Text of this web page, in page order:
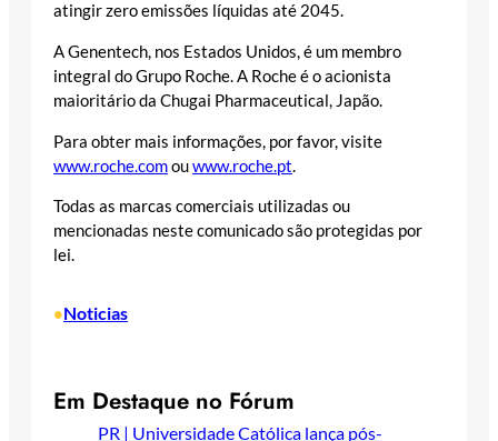
atingir zero emissões líquidas até 2045.
A Genentech, nos Estados Unidos, é um membro
integral do Grupo Roche. A Roche é o acionista
maioritário da Chugai Pharmaceutical, Japão.
Para obter mais informações, por favor, visite
www.roche.comouwww.roche.pt.
Todas as marcas comerciais utilizadas ou
mencionadas neste comunicado são protegidas por
lei.
•Noticias
Em Destaque no Fórum
PR | Universidade Católica lança pós-